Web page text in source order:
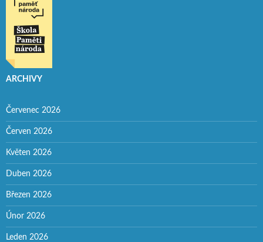
ARCHIVY
Červenec 2026
Červen 2026
Květen 2026
Duben 2026
Březen 2026
Únor 2026
Leden 2026